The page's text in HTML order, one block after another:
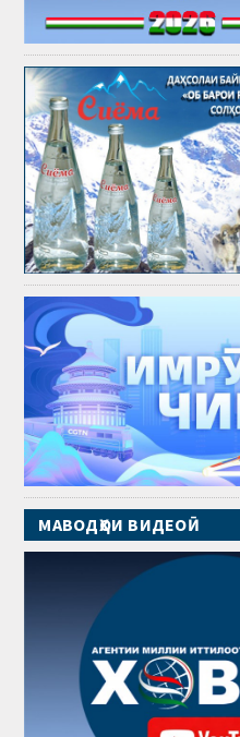
МАВОДҲОИ ВИДЕОӢ